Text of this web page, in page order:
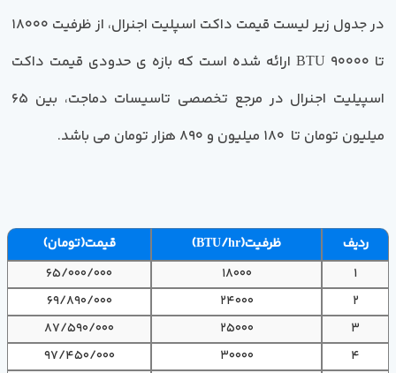
در جدول زیر لیست قیمت داکت اسپلیت اجنرال، از ظرفیت 180۰۰
تا 90۰۰۰ BTU ارائه شده است که بازه ی حدودی قیمت داکت
اسپیلیت اجنرال در مرجع تخصصی تاسیسات دماجت، بین 65
میلیون تومان تا 180 میلیون و 890 هزار تومان می باشد.
ردیف ظرفیت(BTU/hr)
قیمت(تومان)
1
18000
65/000/000
2
24000
69/890/000
3
25000
87/590/000
4
30000
97/450/000